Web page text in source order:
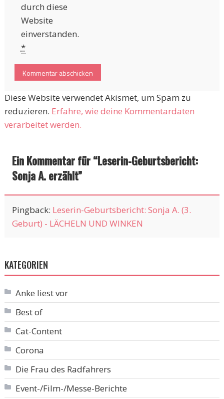
durch diese
Website
einverstanden.
*
Diese Website verwendet Akismet, um Spam zu
reduzieren. Erfahre, wie deine Kommentardaten
verarbeitet werden.
Ein Kommentar für “Leserin-Geburtsbericht:
Sonja A. erzählt”
Pingback: Leserin-Geburtsbericht: Sonja A. (3.
Geburt) - LÄCHELN UND WINKEN
KATEGORIEN
Anke liest vor
Best of
Cat-Content
Corona
Die Frau des Radfahrers
Event-/Film-/Messe-Berichte